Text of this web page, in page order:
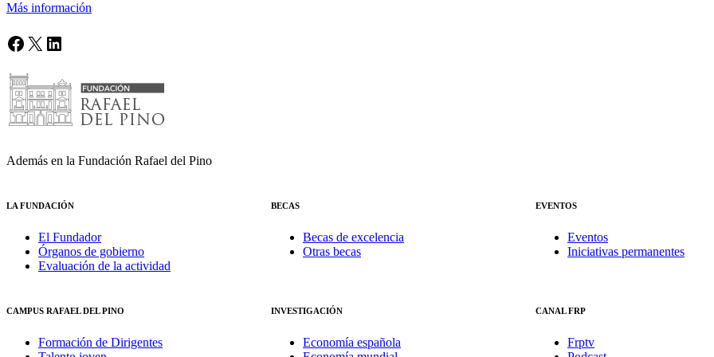
Más información
Facebook
X LinkedIn
Además en la Fundación Rafael del Pino
LA FUNDACIÓN
El Fundador
Órganos de gobierno
Evaluación de la actividad
BECAS
Becas de excelencia
Otras becas
EVENTOS
Eventos
Iniciativas permanentes
CAMPUS RAFAEL DEL PINO
Formación de Dirigentes
INVESTIGACIÓN
Economía española
CANAL FRP
Frptv